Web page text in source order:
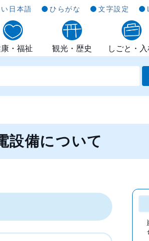
日本語 ひらがな 文字設定
・福祉 観光・歴史 しごと・
設備について